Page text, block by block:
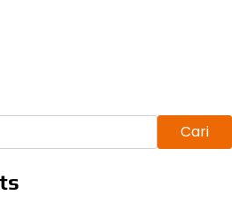
Cari